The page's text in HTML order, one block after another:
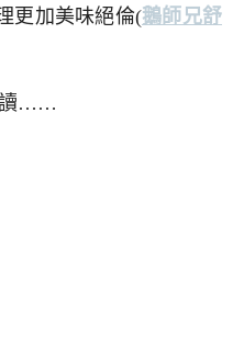
更加美味絕倫(鵝師兄舒
讀……